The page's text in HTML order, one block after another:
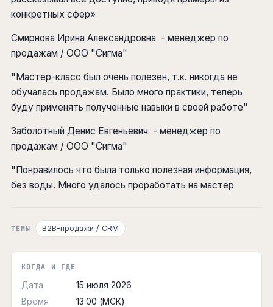
конкретных сфер»
Смирнова Ирина Александровна - менеджер по
продажам / ООО "Сигма"
"Мастер-класс был очень полезен, т.к. никогда не
обучалась продажам. Было много практики, теперь
буду применять полученные навыки в своей работе"
Заболотный Денис Евгеньевич - менеджер по
продажам / ООО "Сигма"
"Понравилось что была только полезная информация,
без воды. Много удалось проработать на мастер
ТЕМЫ B2B-продажи / CRM
КОГДА И ГДЕ
Дата
15 июля 2026
Время
13:00 (МСК)